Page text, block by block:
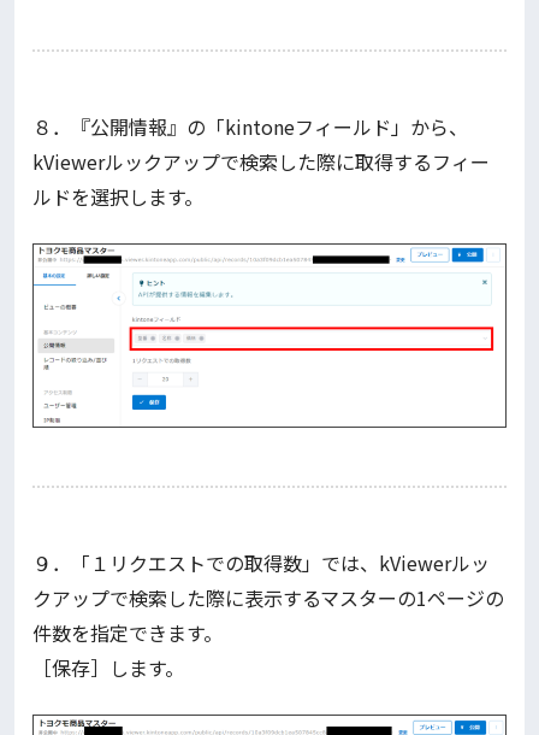
８．『公開情報』の「kintoneフィールド」から、
kViewerルックアップで検索した際に取得するフィー
ルドを選択します。
９．「１リクエストでの取得数」では、kViewerルッ
クアップで検索した際に表示するマスターの1ページの
件数を指定できます。
［保存］します。